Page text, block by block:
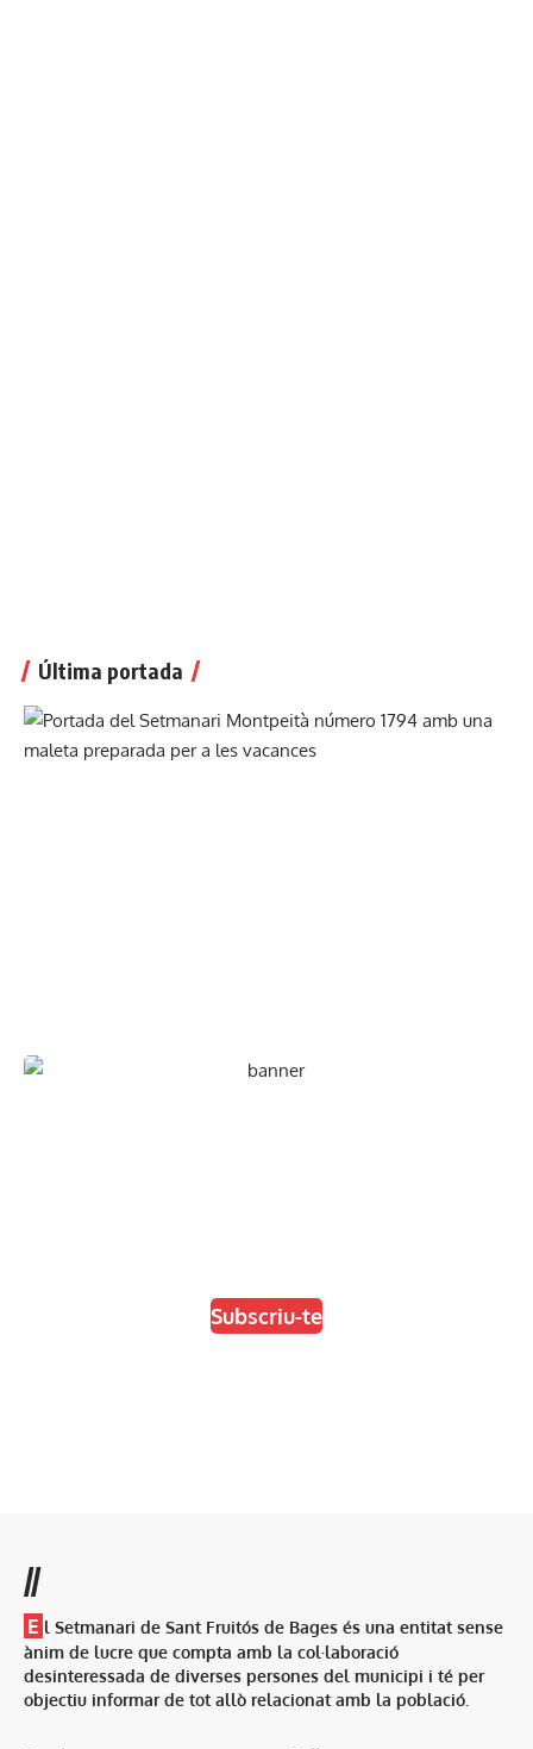
Última portada
Subscriu-te
//
E l Setmanari de Sant Fruitós de Bages és una entitat sense
ànim de lucre que compta amb la col·laboració
desinteressada de diverses persones del municipi i té per
objectiu informar de tot allò relacionat amb la població.